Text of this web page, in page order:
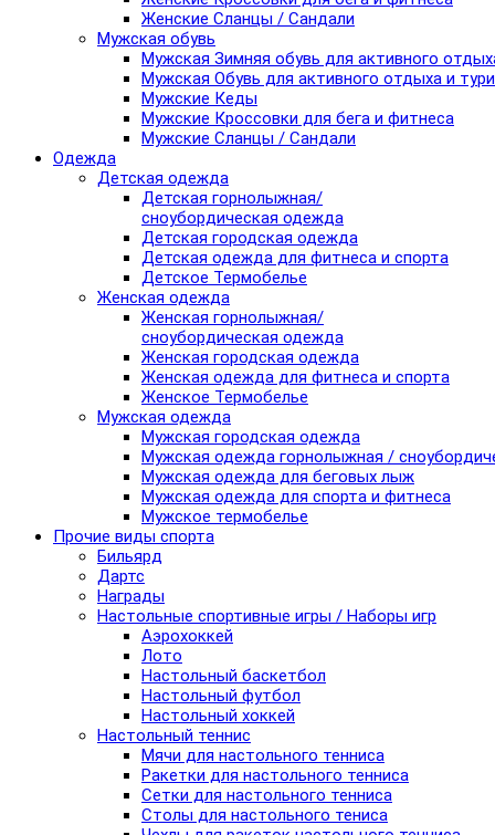
Женские Сланцы / Сандали
Мужская обувь
Мужская Зимняя обувь для активного
Мужская Обувь для активного отдыха и
Мужские Кеды
Мужские Кроссовки для бега и фитнеса
Мужские Сланцы / Сандали
Одежда
Детская одежда
Детская горнолыжная/
сноубордическая одежда
Детская городская одежда
Детская одежда для фитнеса и спорта
Детское Термобелье
Женская одежда
Женская горнолыжная/
сноубордическая одежда
Женская городская одежда
Женская одежда для фитнеса и спорта
Женское Термобелье
Мужская одежда
Мужская городская одежда
Мужская одежда горнолыжная /
Мужская одежда для беговых лыж
Мужская одежда для спорта и фитнеса
Мужское термобелье
Прочие виды спорта
Бильярд
Дартс
Награды
Настольные спортивные игры / Наборы игр
Аэрохоккей
Лото
Настольный баскетбол
Настольный футбол
Настольный хоккей
Настольный теннис
Мячи для настольного тенниса
Ракетки для настольного тенниса
Сетки для настольного тенниса
Столы для настольного тениса